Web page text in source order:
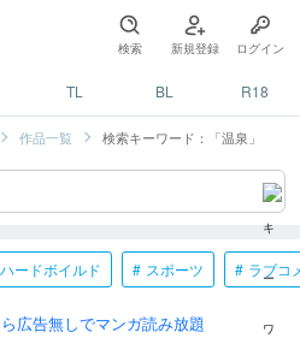
検索 新規登録 ログイン
TL BL R18
作品一覧 検索キーワード：「温泉」
ハードボイルド スポーツ ラブコ